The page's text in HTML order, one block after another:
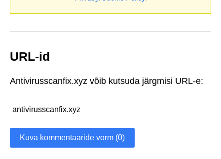
URL-id
Antivirusscanfix.xyz võib kutsuda järgmisi URL-e:
antivirusscanfix.xyz
Kuva kommentaaride vorm (0)